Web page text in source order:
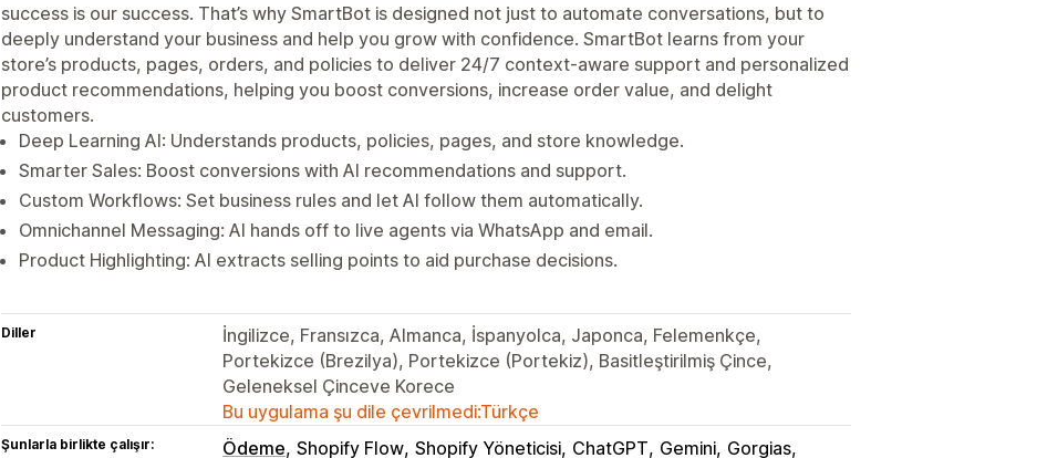
success is our success. That’s why SmartBot is designed not just to automate conversations, but to
deeply understand your business and help you grow with confidence. SmartBot learns from your
store’s products, pages, orders, and policies to deliver 24/7 context-aware support and personalized
product recommendations, helping you boost conversions, increase order value, and delight
customers.
Deep Learning AI: Understands products, policies, pages, and store knowledge.
Smarter Sales: Boost conversions with AI recommendations and support.
Custom Workflows: Set business rules and let AI follow them automatically.
Omnichannel Messaging: AI hands off to live agents via WhatsApp and email.
Product Highlighting: AI extracts selling points to aid purchase decisions.
Diller
İngilizce, Fransızca, Almanca, İspanyolca, Japonca, Felemenkçe,
Portekizce (Brezilya), Portekizce (Portekiz), Basitleştirilmiş Çince,
Geleneksel Çinceve Korece
Bu uygulama şu dile çevrilmedi:Türkçe
Şunlarla birlikte çalışır: Ödeme Shopify Flow Shopify Yöneticisi ChatGPT Gemini Gorgias